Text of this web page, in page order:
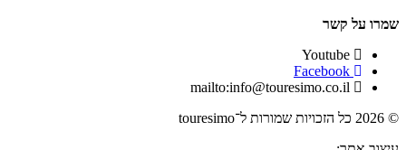
שמרו על קשר
Youtube
Facebook
mailto:info@touresimo.co.il
© 2026 כל הזכויות שמורות ל־touresimo